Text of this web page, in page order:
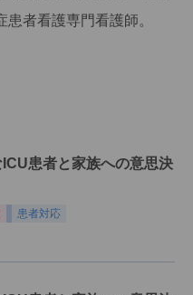
者看護専門看護師。
患者と家族への意思決
患者対応